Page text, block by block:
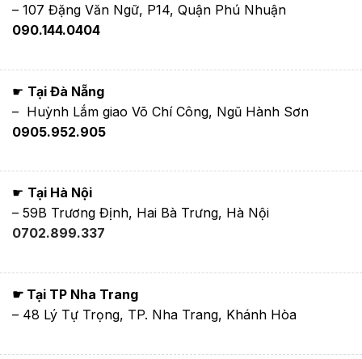
– 107 Đặng Văn Ngữ, P14, Quận Phú Nhuận
090.144.0404
☛ Tại Đà Nẵng
– Huỳnh Lắm giao Võ Chí Công, Ngũ Hành Sơn
0905.952.905
☛ Tại Hà Nội
– 59B Trương Định, Hai Bà Trưng, Hà Nội
0702.899.337
☛ Tại TP Nha Trang
– 48 Lý Tự Trọng, TP. Nha Trang, Khánh Hòa